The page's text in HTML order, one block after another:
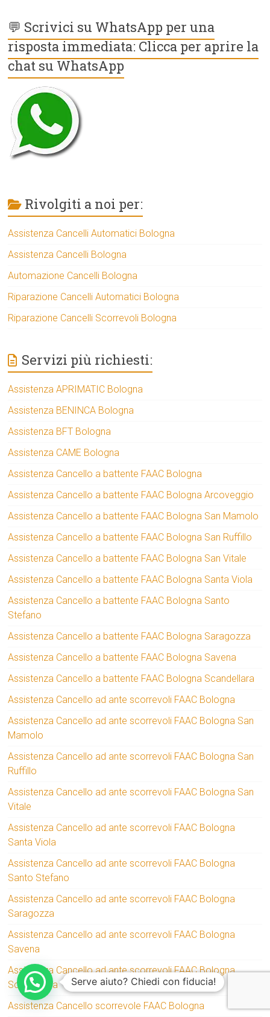
💬 Scrivici su WhatsApp per una
risposta immediata: Clicca per aprire la
chat su WhatsApp
Rivolgiti a noi per:
Assistenza Cancelli Automatici Bologna
Assistenza Cancelli Bologna
Automazione Cancelli Bologna
Riparazione Cancelli Automatici Bologna
Riparazione Cancelli Scorrevoli Bologna
Servizi più richiesti:
Assistenza APRIMATIC Bologna
Assistenza BENINCA Bologna
Assistenza BFT Bologna
Assistenza CAME Bologna
Assistenza Cancello a battente FAAC Bologna
Assistenza Cancello a battente FAAC Bologna Arcoveggio
Assistenza Cancello a battente FAAC Bologna San Mamolo
Assistenza Cancello a battente FAAC Bologna San Ruffillo
Assistenza Cancello a battente FAAC Bologna San Vitale
Assistenza Cancello a battente FAAC Bologna Santa Viola
Assistenza Cancello a battente FAAC Bologna Santo
Stefano
Assistenza Cancello a battente FAAC Bologna Saragozza
Assistenza Cancello a battente FAAC Bologna Savena
Assistenza Cancello a battente FAAC Bologna Scandellara
Assistenza Cancello ad ante scorrevoli FAAC Bologna
Assistenza Cancello ad ante scorrevoli FAAC Bologna San
Mamolo
Assistenza Cancello ad ante scorrevoli FAAC Bologna San
Ruffillo
Assistenza Cancello ad ante scorrevoli FAAC Bologna San
Vitale
Assistenza Cancello ad ante scorrevoli FAAC Bologna
Santa Viola
Assistenza Cancello ad ante scorrevoli FAAC Bologna
Santo Stefano
Assistenza Cancello ad ante scorrevoli FAAC Bologna
Saragozza
Assistenza Cancello ad ante scorrevoli FAAC Bologna
Savena
Assistenza Cancello ad ante scorrevoli FAAC Bologna
Scandellara
Assistenza Cancello scorrevole FAAC Bologna
Serve aiuto? Chiedi con fiducia!